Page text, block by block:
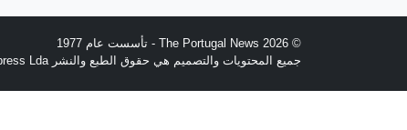
© 2026 The Portugal News - تأسست عام 1977
جميع المحتويات والتصميم هي حقوق الطبع والنشر Anglopress Lda ومجموعة الأخبار من الصحف